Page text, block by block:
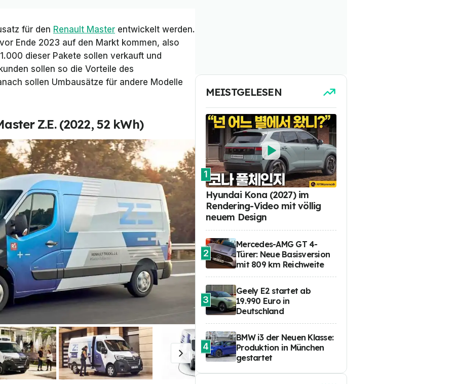
für den Renault Master entwickelt werden.
Ende 2023 auf den Markt kommen, also
dieser Pakete sollen verkauft und
sollen so die Vorteile des
sollen Umbausätze für andere Modelle
Z.E. (2022, 52 kWh)
MEISTGELESEN
1
Hyundai Kona (2027) im
Rendering-Video mit völlig
neuem Design
2
Mercedes-AMG GT 4-
Türer: Neue Basisversion
mit 809 km Reichweite
3
Geely E2 startet ab
19.990 Euro in
Deutschland
4
BMW i3 der Neuen Klasse:
Produktion in München
gestartet